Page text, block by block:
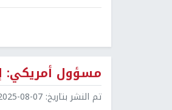
مسؤول أمريكي:
تم النشر بتاريخ: 08-07 20:27